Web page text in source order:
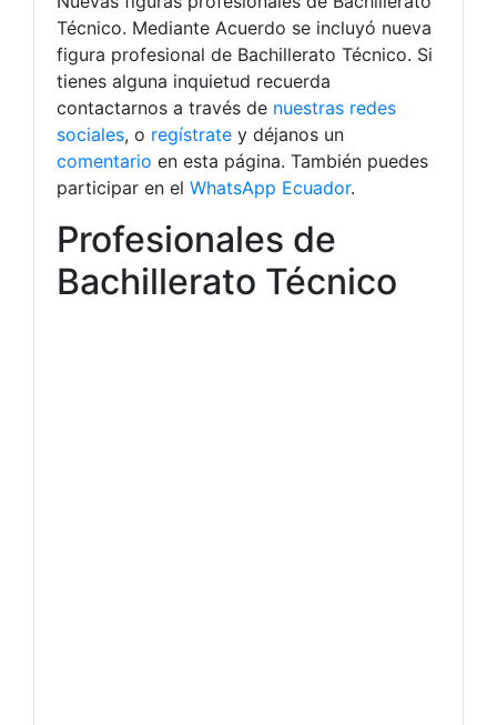
Técnico. Mediante Acuerdo se incluyó nueva
figura profesional de Bachillerato Técnico. Si
tienes alguna inquietud recuerda
contactarnos a través de nuestras redes
sociales, o regístrate y déjanos un
comentario en esta página. También puedes
participar en el WhatsApp Ecuador.
Profesionales de
Bachillerato Técnico